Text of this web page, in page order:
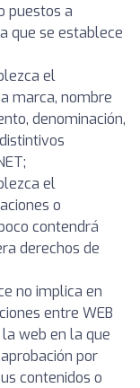
puestos a
que se establece
el
marca, nombre
denominación,
el
o
contendrá
derechos de
no implica en
entre WEB
la web en la que
por
contenidos o